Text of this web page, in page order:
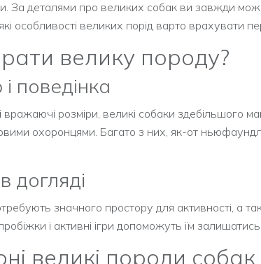
За деталями про великих собак ви завжди
особливості великих порід варто врахувати
велику породу?
поведінка
вражаючі розміри, великі собаки здебільшого
охоронцями. Багато з них, як-от
догляді
значного простору для активності, а
і активні ігри допоможуть їм
великі породи собак